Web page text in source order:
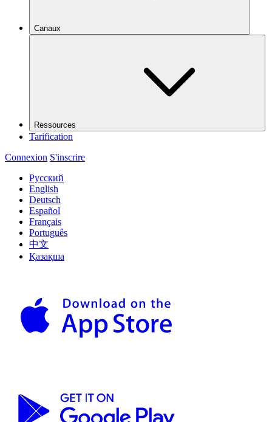
Canaux
Ressources
Tarification
Connexion S'inscrire
Русский
English
Deutsch
Español
Français
Português
中文
Қазақша